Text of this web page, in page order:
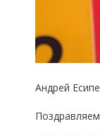
Андрей